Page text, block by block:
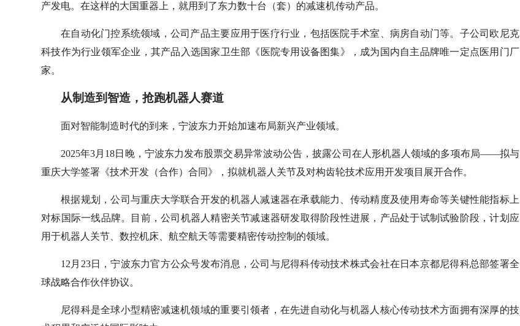
产发电。在这样的大国重器上，就用到了东力数十台（套）的减速机传动产品。
在自动化门控系统领域，公司产品主要应用于医疗行业，包括医院手术室、病房自动门等。子公司欧尼克
科技作为行业领军企业，其产品入选国家卫生部《医院专用设备图集》，成为国内自主品牌唯一定点医用门厂
家。
从制造到智造，抢跑机器人赛道
面对智能制造时代的到来，宁波东力开始加速布局新兴产业领域。
2025年3月18日晚，宁波东力发布股票交易异常波动公告，披露公司在人形机器人领域的多项布局——拟与
重庆大学签署《技术开发（合作）合同》，拟就机器人关节及对构齿轮技术应用开发项目展开合作。
根据规划，公司与重庆大学联合开发的机器人减速器在承载能力、传动精度及使用寿命等关键性能指标上
对标国际一线品牌。目前，公司机器人精密关节减速器研发取得阶段性进展，产品处于试制试验阶段，计划应
用于机器人关节、数控机床、航空航天等需要精密传动控制的领域。
12月23日，宁波东力官方公众号发布消息，公司与尼得科传动技术株式会社在日本京都尼得科总部签署全
球战略合作伙伴协议。
尼得科是全球小型精密减速机领域的重要引领者，在先进自动化与机器人核心传动技术方面拥有深厚的技